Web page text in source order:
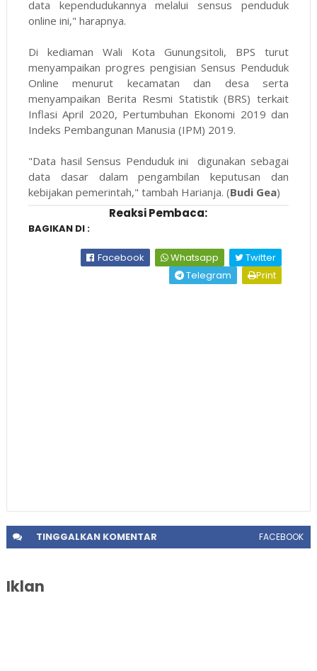
data kependudukannya melalui sensus penduduk
online ini," harapnya.
Di kediaman Wali Kota Gunungsitoli, BPS turut
menyampaikan progres pengisian Sensus Penduduk
Online menurut kecamatan dan desa serta
menyampaikan Berita Resmi Statistik (BRS) terkait
Inflasi April 2020, Pertumbuhan Ekonomi 2019 dan
Indeks Pembangunan Manusia (IPM) 2019.
"Data hasil Sensus Penduduk ini digunakan sebagai
data dasar dalam pengambilan keputusan dan
kebijakan pemerintah," tambah Harianja. (Budi Gea)
Reaksi Pembaca:
BAGIKAN DI :
Facebook Whatsapp
Twitter
Telegram
Print
TINGGALKANKOMENTAR FACEBOOK
Iklan